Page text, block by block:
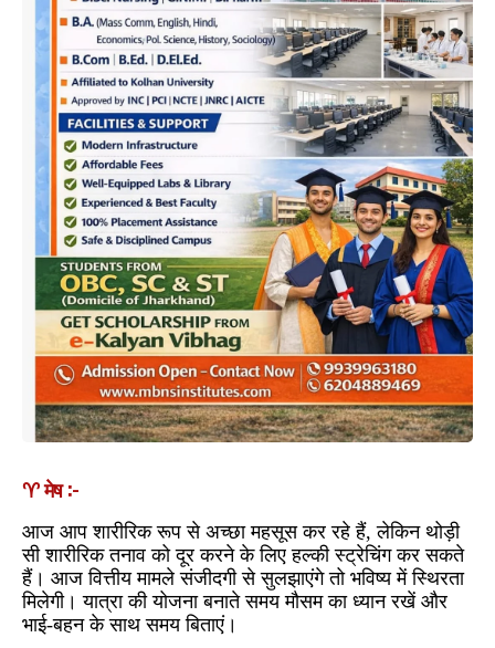
♈ मेष :-
आज आप शारीरिक रूप से अच्छा महसूस कर रहे हैं, लेकिन थोड़ी
सी शारीरिक तनाव को दूर करने के लिए हल्की स्ट्रेचिंग कर सकते
हैं। आज वित्तीय मामले संजीदगी से सुलझाएंगे तो भविष्य में स्थिरता
मिलेगी। यात्रा की योजना बनाते समय मौसम का ध्यान रखें और
भाई-बहन के साथ समय बिताएं।